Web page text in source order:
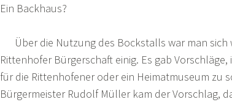
Ein Backhaus?
Über die Nutzung des Bockstalls war man sich
Rittenhofer Bürgerschaft einig. Es gab
für die Rittenhofener oder ein Heimatmuseum zu
Bürgermeister Rudolf Müller kam der Vorschlag,